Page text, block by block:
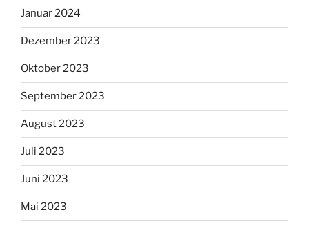
Januar 2024
Dezember 2023
Oktober 2023
September 2023
August 2023
Juli 2023
Juni 2023
Mai 2023